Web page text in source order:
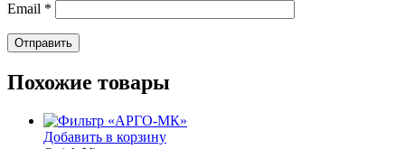
Email *
Похожие товары
Добавить в корзину